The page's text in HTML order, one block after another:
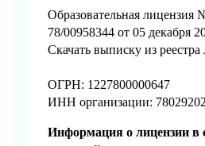
Образовательная лицензия
78/00958344 от 05 декабря
Скачать выписку из реестра
ОГРН: 1227800000647
ИНН организации:
Информация о лицензии в